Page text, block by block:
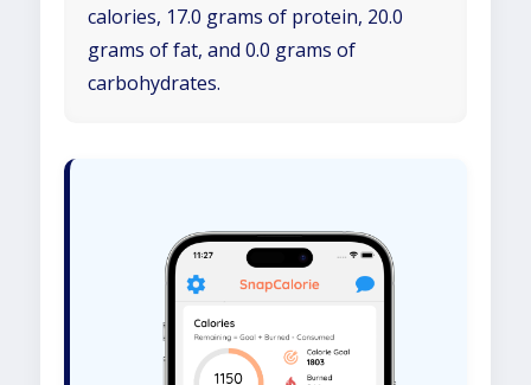
calories, 17.0 grams of protein, 20.0
grams of fat, and 0.0 grams of
carbohydrates.